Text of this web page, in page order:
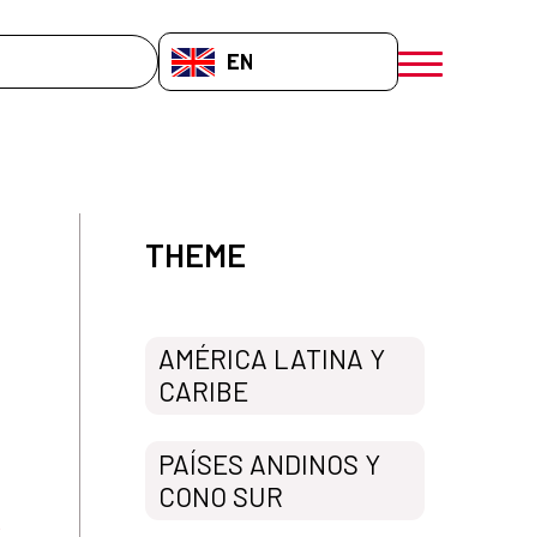
EN-GB
menú móvil
THEME
AMÉRICA LATINA Y
CARIBE
PAÍSES ANDINOS Y
CONO SUR